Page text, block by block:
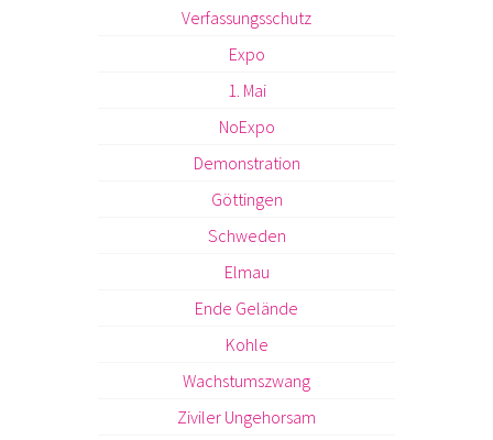
Verfassungsschutz
Expo
1. Mai
NoExpo
Demonstration
Göttingen
Schweden
Elmau
Ende Gelände
Kohle
Wachstumszwang
Ziviler Ungehorsam